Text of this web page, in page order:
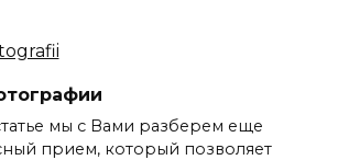
мы с Вами разберем еще
прием, который позволяет